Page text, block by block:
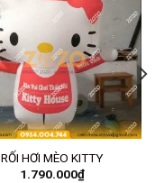
RỐI HƠI MÈO KITTY
1.790.000₫